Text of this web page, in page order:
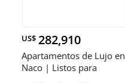
US$ 282,910
Apartamentos de Lujo en
Naco | Listos para